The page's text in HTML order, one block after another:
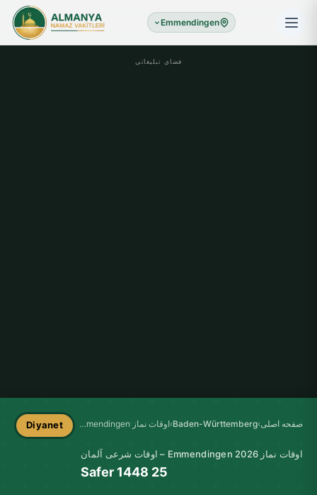
Emmendingen
فضای تبلیغاتی
صفحه اصلی›
Baden-Württemberg
› اوقات نماز Emmendingen Diyanet
اوقات نماز Emmendingen 2026 – اوقات شرعی آلمان
25 Safer 1448